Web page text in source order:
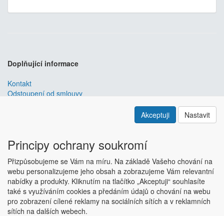
Doplňující informace
Kontakt
Odstoupení od smlouvy
je nejlepším řešením e-commerce pro informační
ESHOP dodáváme předpřipravený s uživatelsky příjemnou
responzivní šablonou, která se dá upravit a optimalizovat na míru.
Hlavní výhody? Přehlednost, intuitivní ovládání, administrace a
data ve Vaší ABŘE. Chci zjistit více
Copyright © ABRA Software a.s. 2018
Akceptuji Nastavit
Principy ochrany soukromí
Přizpůsobujeme se Vám na míru. Na základě Vašeho chování na
webu personalizujeme jeho obsah a zobrazujeme Vám relevantní
nabídky a produkty. Kliknutím na tlačítko „Akceptuji“ souhlasíte
také s využíváním cookies a předáním údajů o chování na webu
pro zobrazení cílené reklamy na sociálních sítích a v reklamních
sítích na dalších webech.